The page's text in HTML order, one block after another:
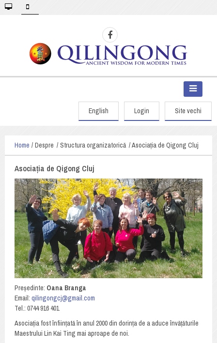
English Login Site vechi
Home Despre Structura organizatorică Asociația de Qigong Cluj
Asociația de Qigong Cluj
Președinte: Oana Branga
Email: qilingongcj@gmail.com
Tel.: 0744 916 401
Asociația fost înființată în anul 2000 din dorința de a aduce învățăturile
Maestrului Lin Kai Ting mai aproape de noi.